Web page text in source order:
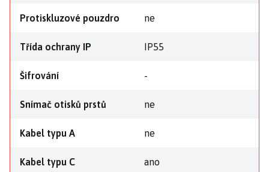
Protiskluzové pouzdro ne
Třída ochrany IP IP55
Šifrování -
Snímač otisků prstů ne
Kabel typu A ne
Kabel typu C ano